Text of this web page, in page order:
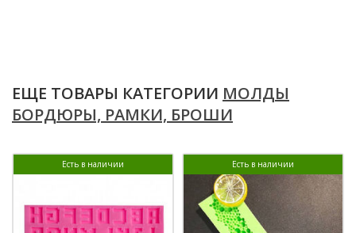
ЕЩЕ ТОВАРЫ КАТЕГОРИИ МОЛДЫ
БОРДЮРЫ, РАМКИ, БРОШИ
Есть в наличии Есть в наличии